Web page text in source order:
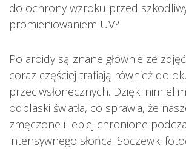
do ochrony wzroku przed
promieniowaniem UV?
Polaroidy są znane głównie ze
coraz częściej trafiają również do
przeciwsłonecznych. Dzięki nim
odblaski światła, co sprawia, że
zmęczone i lepiej chronione
intensywnego słońca. Soczewki